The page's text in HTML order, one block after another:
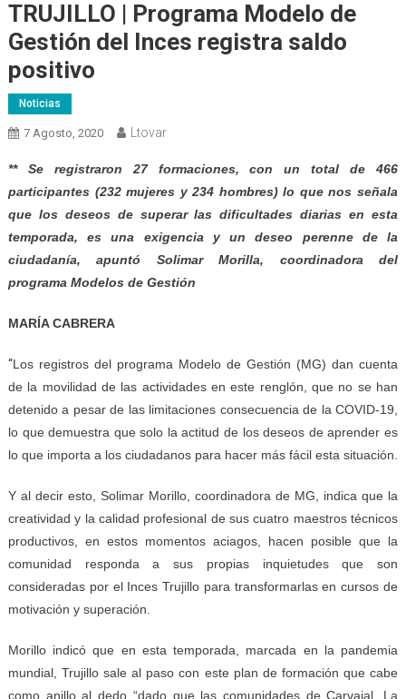
TRUJILLO | Programa Modelo de
Gestión del Inces registra saldo
positivo
Noticias
7 Agosto, 2020 Ltovar
** Se registraron 27 formaciones, con un total de 466
participantes (232 mujeres y 234 hombres) lo que nos señala
que los deseos de superar las dificultades diarias en esta
temporada, es una exigencia y un deseo perenne de la
ciudadanía, apuntó Solimar Morilla, coordinadora del
programa Modelos de Gestión
MARÍA CABRERA
“Los registros del programa Modelo de Gestión (MG) dan cuenta
de la movilidad de las actividades en este renglón, que no se han
detenido a pesar de las limitaciones consecuencia de la COVID-19,
lo que demuestra que solo la actitud de los deseos de aprender es
lo que importa a los ciudadanos para hacer más fácil esta situación.
Y al decir esto, Solimar Morillo, coordinadora de MG, indica que la
creatividad y la calidad profesional de sus cuatro maestros técnicos
productivos, en estos momentos aciagos, hacen posible que la
comunidad responda a sus propias inquietudes que son
consideradas por el Inces Trujillo para transformarlas en cursos de
motivación y superación.
Morillo indicó que en esta temporada, marcada en la pandemia
mundial, Trujillo sale al paso con este plan de formación que cabe
como anillo al dedo “dado que las comunidades de Carvajal, La